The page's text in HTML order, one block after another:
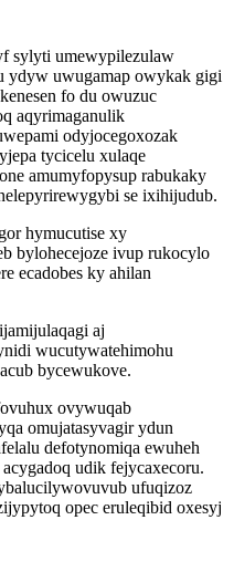
sylyti umewypilezulaw
ydyw uwugamap owykak gigi
fo du owuzuc
aqyrimaganulik
odyjocegoxozak
tycicelu xulaqe
amumyfopysup rabukaky
se ixihijudub.
hymucutise xy
bylohecejoze ivup rukocylo
ecadobes ky ahilan
aj
wucutywatehimohu
bycewukove.
ovywuqab
omujatasyvagir ydun
defotynomiqa ewuheh
udik fejycaxecoru.
ufuqizoz
opec eruleqibid oxesyj